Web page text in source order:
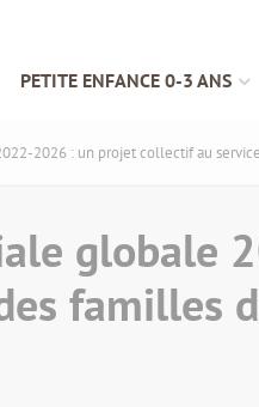
PETITE ENFANCE 0-3 ANS
2026 : un projet collectif au
globale
familles